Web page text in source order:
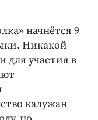
начнётся 9
Никакой
для участия в
калужан